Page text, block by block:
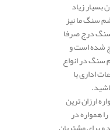
زیاد
سنگ ما نیز
درج صرفا
شده است و
سنگ در انواع
اداری با
ارزان ترین
را همواره در